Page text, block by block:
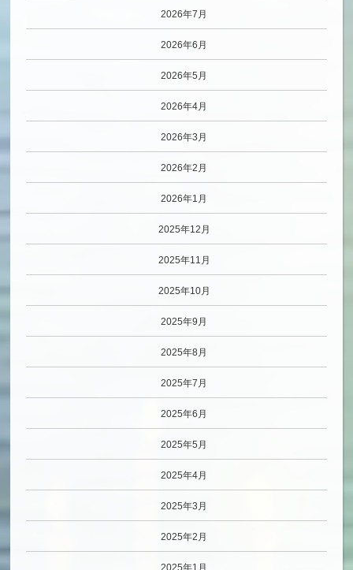
2026年7月
2026年6月
2026年5月
2026年4月
2026年3月
2026年2月
2026年1月
2025年12月
2025年11月
2025年10月
2025年9月
2025年8月
2025年7月
2025年6月
2025年5月
2025年4月
2025年3月
2025年2月
2025年1月